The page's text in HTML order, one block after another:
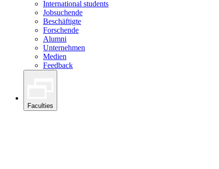
International students
Jobsuchende
Beschäftigte
Forschende
Alumni
Unternehmen
Medien
Feedback
Faculties